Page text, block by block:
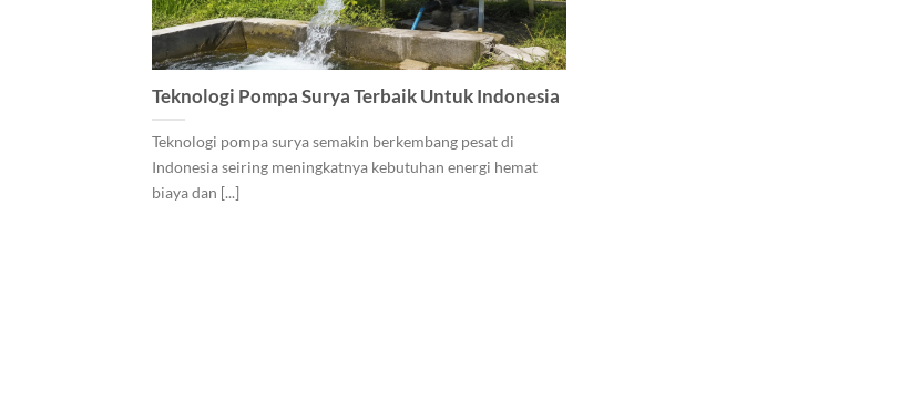
Teknologi Pompa Surya Terbaik Untuk Indonesia
Teknologi pompa surya semakin berkembang pesat di
Indonesia seiring meningkatnya kebutuhan energi hemat
biaya dan [...]